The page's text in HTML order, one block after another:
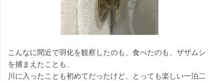
こんなに間近で羽化を観察したのも、食べたのも、ザザムシ
を捕まえたことも、
川に入ったことも初めてだったけど、とっても楽しい一泊二